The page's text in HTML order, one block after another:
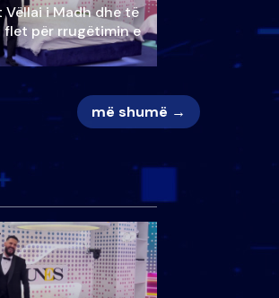
Vëllai i Madh dhe të
për rrugëtimin e
më shumë →